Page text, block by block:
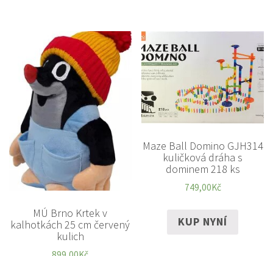
MÚ Brno Krtek v
kalhotkách 25 cm červený
kulich
Maze Ball Domino GJH314
kuličková dráha s
dominem 218 ks
749,00Kč
KUP NYNÍ